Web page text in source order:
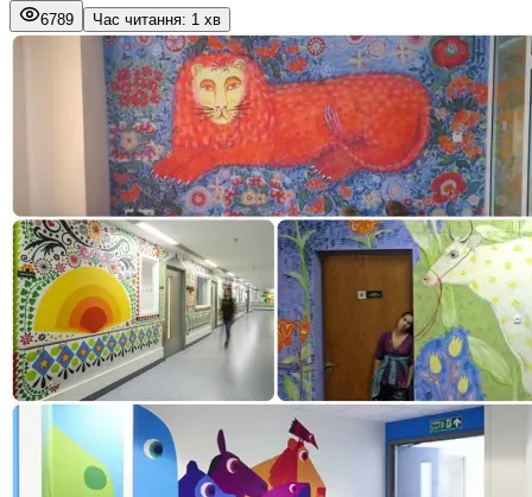
6789 Час читання: 1 хв